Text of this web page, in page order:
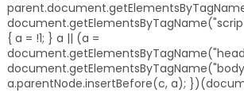
{ a = !1; } a || (a =
a.parentNode.insertBefore(c, a);